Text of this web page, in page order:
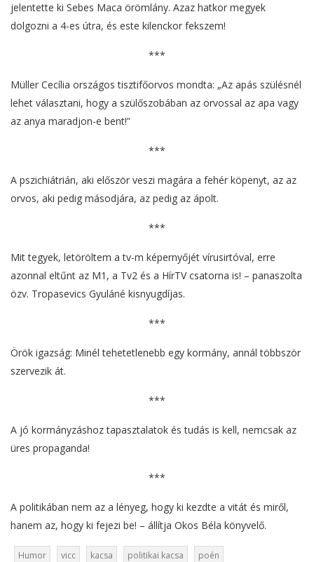
jelentette ki Sebes Maca örömlány. Azaz hatkor megyek
dolgozni a 4-es útra, és este kilenckor fekszem!
***
Müller Cecília országos tisztifőorvos mondta: „Az apás szülésnél
lehet választani, hogy a szülőszobában az orvossal az apa vagy
az anya maradjon-e bent!”
***
A pszichiátrián, aki először veszi magára a fehér köpenyt, az az
orvos, aki pedig másodjára, az pedig az ápolt.
***
Mit tegyek, letöröltem a tv-m képernyőjét vírusirtóval, erre
azonnal eltűnt az M1, a Tv2 és a HírTV csatorna is! – panaszolta
özv. Tropasevics Gyuláné kisnyugdíjas.
***
Örök igazság: Minél tehetetlenebb egy kormány, annál többször
szervezik át.
***
A jó kormányzáshoz tapasztalatok és tudás is kell, nemcsak az
üres propaganda!
***
A politikában nem az a lényeg, hogy ki kezdte a vitát és miről,
hanem az, hogy ki fejezi be! – állítja Okos Béla könyvelő.
Humor vicc kacsa politikai kacsa poén